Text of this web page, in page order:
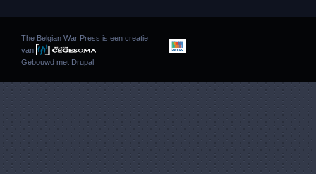
The Belgian War Press is een creatie
van
Gebouwd met Drupal